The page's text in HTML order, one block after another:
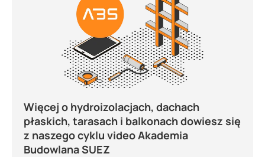
Więcej o hydroizolacjach, dachach
płaskich, tarasach i balkonach dowiesz się
z naszego cyklu video Akademia
Budowlana SUEZ